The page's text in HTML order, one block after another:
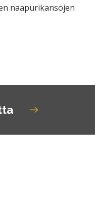
naapurikansojen